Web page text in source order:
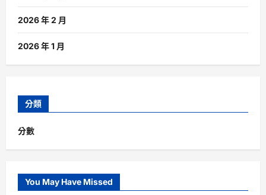
2026 年 2 月
2026 年 1 月
分類
分數
You May Have Missed